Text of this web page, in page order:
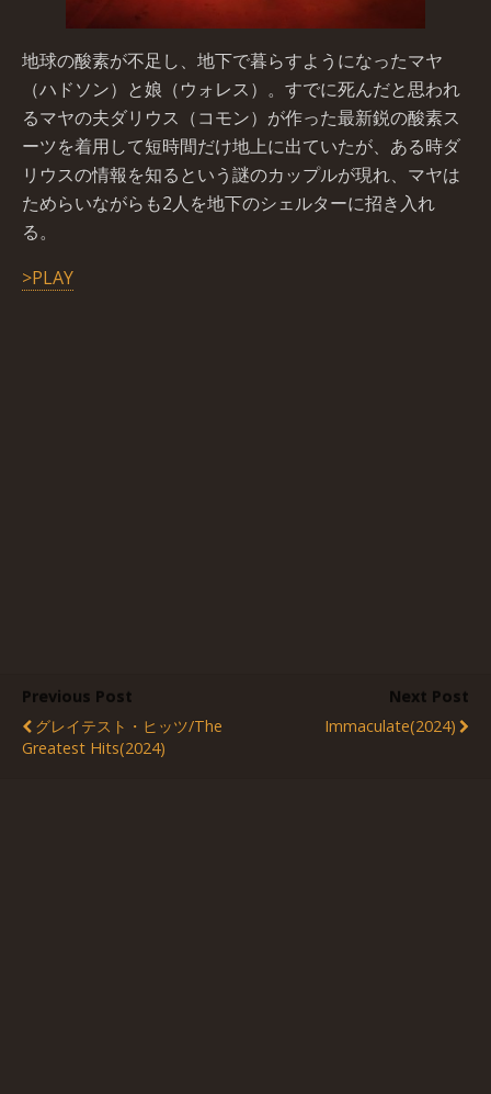
地球の酸素が不足し、地下で暮らすようになったマヤ
（ハドソン）と娘（ウォレス）。すでに死んだと思われ
るマヤの夫ダリウス（コモン）が作った最新鋭の酸素ス
ーツを着用して短時間だけ地上に出ていたが、ある時ダ
リウスの情報を知るという謎のカップルが現れ、マヤは
ためらいながらも2人を地下のシェルターに招き入れ
る。
>PLAY
Previous Post
グレイテスト・ヒッツ/The
Greatest Hits(2024)
Next Post
Immaculate(2024)